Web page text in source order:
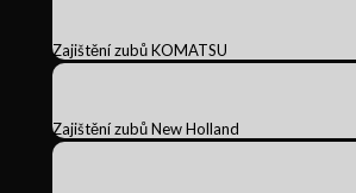
Zajištění zubů KOMATSU
Zajištění zubů New Holland